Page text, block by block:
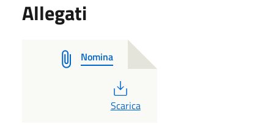
Allegati
Nomina
PDF
Scarica